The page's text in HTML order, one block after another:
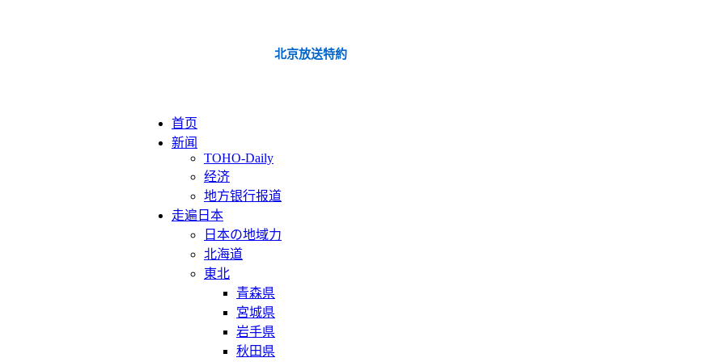
北京放送特約
首页
新闻
TOHO-Daily
经济
地方银行报道
走遍日本
日本の地域力
北海道
東北
青森県
宮城県
岩手県
秋田県